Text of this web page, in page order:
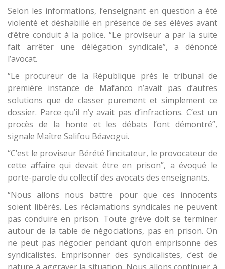
Selon les informations, l’enseignant en question a été
violenté et déshabillé en présence de ses élèves avant
d’être conduit à la police. “Le proviseur a par la suite
fait arrêter une délégation syndicale”, a dénoncé
l’avocat.
“Le procureur de la République près le tribunal de
première instance de Mafanco n’avait pas d’autres
solutions que de classer purement et simplement ce
dossier. Parce qu’il n’y avait pas d’infractions. C’est un
procès de la honte et les débats l’ont démontré”,
signale Maître Salifou Béavogui.
“C’est le proviseur Bérété l’incitateur, le provocateur de
cette affaire qui devait être en prison”, a évoqué le
porte-parole du collectif des avocats des enseignants.
“Nous allons nous battre pour que ces innocents
soient libérés. Les réclamations syndicales ne peuvent
pas conduire en prison. Toute grève doit se terminer
autour de la table de négociations, pas en prison. On
ne peut pas négocier pendant qu’on emprisonne des
syndicalistes. Emprisonner des syndicalistes, c’est de